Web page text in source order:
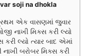
soji na dhokla
એક વાસણમાં જુવાર
નાખી મિક્સ કરી લ્યો
કરી લ્યો ત્યાર બાદ એમાં
બરોબર મિક્સ કરી